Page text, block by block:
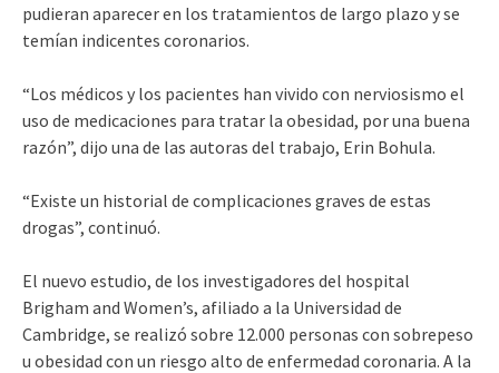
pudieran aparecer en los tratamientos de largo plazo y se
temían indicentes coronarios.
“Los médicos y los pacientes han vivido con nerviosismo el
uso de medicaciones para tratar la obesidad, por una buena
razón”, dijo una de las autoras del trabajo, Erin Bohula.
“Existe un historial de complicaciones graves de estas
drogas”, continuó.
El nuevo estudio, de los investigadores del hospital
Brigham and Women’s, afiliado a la Universidad de
Cambridge, se realizó sobre 12.000 personas con sobrepeso
u obesidad con un riesgo alto de enfermedad coronaria. A la